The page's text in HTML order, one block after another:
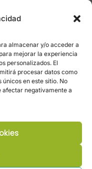
almacenar y/o acceder a
mejorar la experiencia
personalizados. El
procesar datos como
en este sitio. No
negativamente a